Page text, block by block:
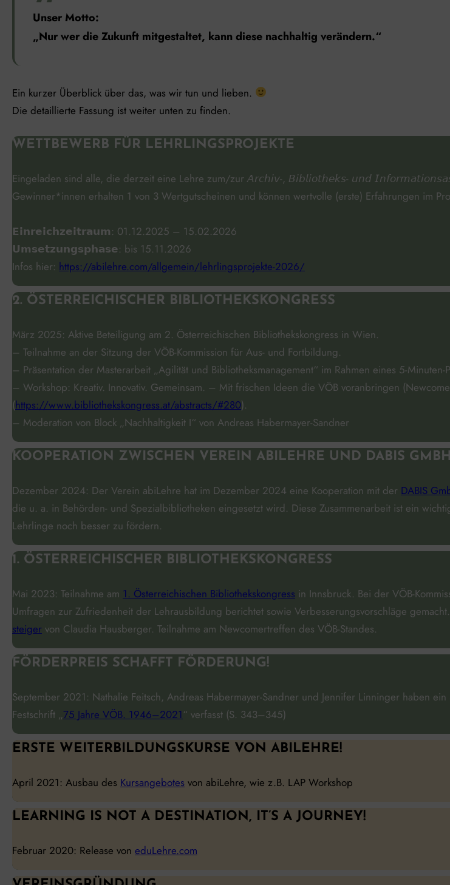
Unser Motto:
„Nur wer die Zukunft mitgestaltet, kann diese nachhaltig verändern.“
Ein kurzer Überblick über das, was wir tun und lieben.
Die detaillierte Fassung ist weiter unten zu finden.
WETTBEWERB FÜR LEHRLINGSPROJEKTE
Eingeladen sind alle, die derzeit eine Lehre zum/zur 𝘈𝘳𝘤𝘩𝘪𝘷-, 𝘉𝘪𝘣𝘭𝘪𝘰𝘵𝘩𝘦𝘬𝘴- 𝘶𝘯𝘥
Gewinner*innen erhalten 1 von 3 Wertgutscheinen und können wertvolle (erste) Erfahrungen im
𝗘𝗶𝗻𝗿𝗲𝗶𝗰𝗵𝘇𝗲𝗶𝘁𝗿𝗮𝘂𝗺: 01.12.2025 – 15.02.2026
𝗨𝗺𝘀𝗲𝘁𝘇𝘂𝗻𝗴𝘀𝗽𝗵𝗮𝘀𝗲: bis 15.11.2026
Infos hier: https://abilehre.com/allgemein/lehrlingsprojekte-2026/
2. ÖSTERREICHISCHER BIBLIOTHEKSKONGRESS
März 2025: Aktive Beteiligung am 2. Österreichischen Bibliothekskongress in Wien.
– Teilnahme an der Sitzung der VÖB-Kommission für Aus- und Fortbildung.
– Präsentation der Masterarbeit „Agilität und Bibliotheksmanagement“ im Rahmen eines 5-Minuten-
– Workshop: Kreativ. Innovativ. Gemeinsam. – Mit frischen Ideen die VÖB voranbringen
(https://www.bibliothekskongress.at/abstracts/#280).
– Moderation von Block „Nachhaltigkeit I“ von Andreas Habermayer-Sandner
KOOPERATION ZWISCHEN VEREIN ABILEHRE UND DABIS GMBH
Dezember 2024: Der Verein abiLehre hat im Dezember 2024 eine Kooperation mit der DABIS
die u. a. in Behörden- und Spezialbibliotheken eingesetzt wird. Diese Zusammenarbeit ist ein
Lehrlinge noch besser zu fördern.
1. ÖSTERREICHISCHER BIBLIOTHEKSKONGRESS
Mai 2023: Teilnahme am 1. Österreichischen Bibliothekskongress in Innsbruck. Bei der VÖB-
Umfragen zur Zufriedenheit der Lehrausbildung berichtet sowie Verbesserungsvorschläge
steiger von Claudia Hausberger. Teilnahme am New­comer­treffen des VÖB-Standes.
FÖRDERPREIS SCHAFFT FÖRDERUNG!
September 2021: Nathalie Feitsch, Andreas Habermayer-Sandner und Jennifer Linninger haben ein
Festschrift „75 Jahre VÖB. 1946–2021 “ verfasst (S. 343–345)
ERSTE WEITERBILDUNGSKURSE VON ABILEHRE!
April 2021: Ausbau des Kursangebotes von abiLehre, wie z.B. LAP Workshop
LEARNING IS NOT A DESTINATION, IT’S A JOURNEY!
Februar 2020: Release von eduLehre.com